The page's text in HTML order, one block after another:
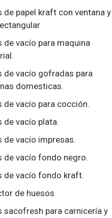
de papel kraft con ventana y
de vacío para maquina
de vacío gofradas para
domesticas.
de vacío para cocción.
de vacío plata.
de vacío impresas.
de vacío fondo negro.
de vacío fondo kraft.
de huesos
sacofresh para carnicería y